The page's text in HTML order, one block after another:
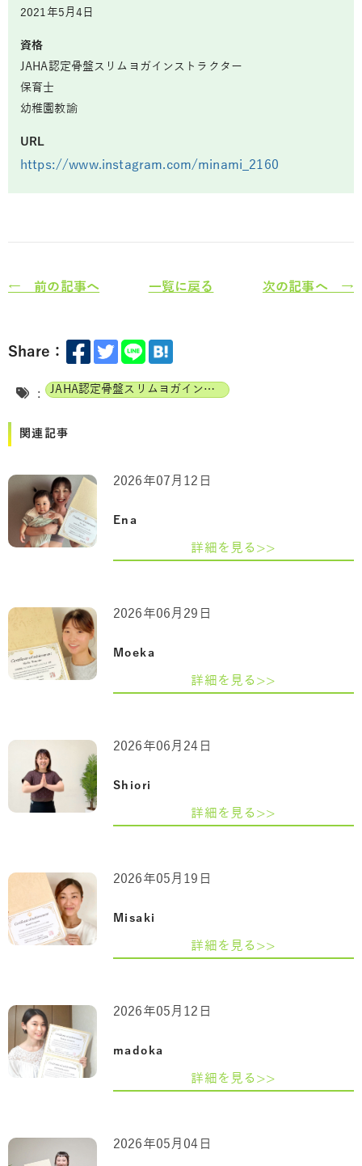
2021年5月4日
資格
JAHA認定骨盤スリムヨガインストラクター
保育士
幼稚園教諭
URL
https://www.instagram.com/minami_2160
← 前の記事へ 一覧に戻る 次の記事へ →
Share：
: JAHA認定骨盤スリムヨガインストラクター
関連記事
Ena
2026年07月12日
詳細を見る>>
Moeka
2026年06月29日
詳細を見る>>
Shiori
2026年06月24日
詳細を見る>>
Misaki
2026年05月19日
詳細を見る>>
madoka
2026年05月12日
詳細を見る>>
2026年05月04日